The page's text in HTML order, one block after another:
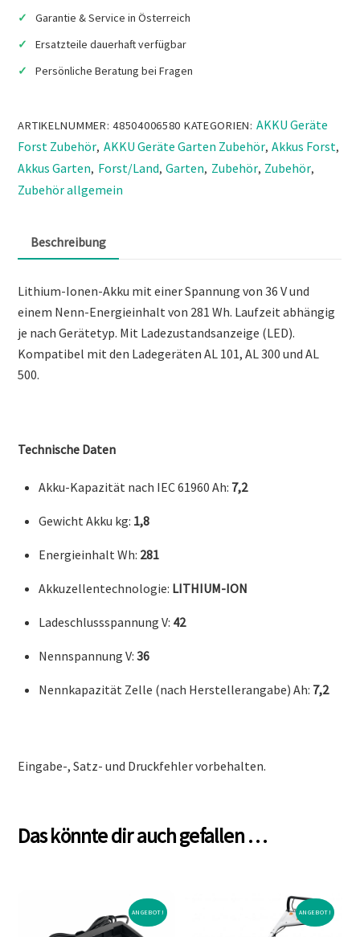
Garantie & Service in Österreich
Ersatzteile dauerhaft verfügbar
Persönliche Beratung bei Fragen
ARTIKELNUMMER:48504006580 KATEGORIEN: AKKU Geräte
Forst Zubehör, AKKU Geräte Garten Zubehör,Akkus Forst,
Akkus Garten, Forst/Land,Garten, Zubehör, Zubehör,
Zubehör allgemein
Beschreibung
Lithium-Ionen-Akku mit einer Spannung von 36 V und
einem Nenn-Energieinhalt von 281 Wh. Laufzeit abhängig
je nach Gerätetyp. Mit Ladezustandsanzeige (LED).
Kompatibel mit den Ladegeräten AL 101, AL 300 und AL
500.
Technische Daten
Akku-Kapazität nach IEC 61960 Ah: 7,2
Gewicht Akku kg: 1,8
Energieinhalt Wh: 281
Akkuzellentechnologie: LITHIUM-ION
Ladeschlussspannung V: 42
Nennspannung V: 36
Nennkapazität Zelle (nach Herstellerangabe) Ah: 7,2
Eingabe-, Satz- und Druckfehler vorbehalten.
Das könnte dir auch gefallen …
ANGEBOT! ANGEBOT!